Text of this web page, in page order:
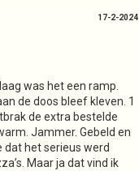
was het een ramp.
de doos bleef kleven. 1
de extra bestelde
Jammer. Gebeld en
dat het serieus werd
Maar ja dat vind ik
17-2-2024